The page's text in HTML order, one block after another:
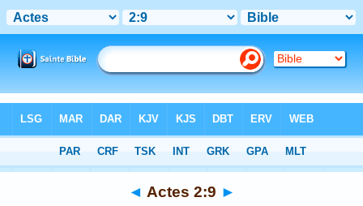
Chapitre 2> Verset 9
◄ Actes 2:9 ►